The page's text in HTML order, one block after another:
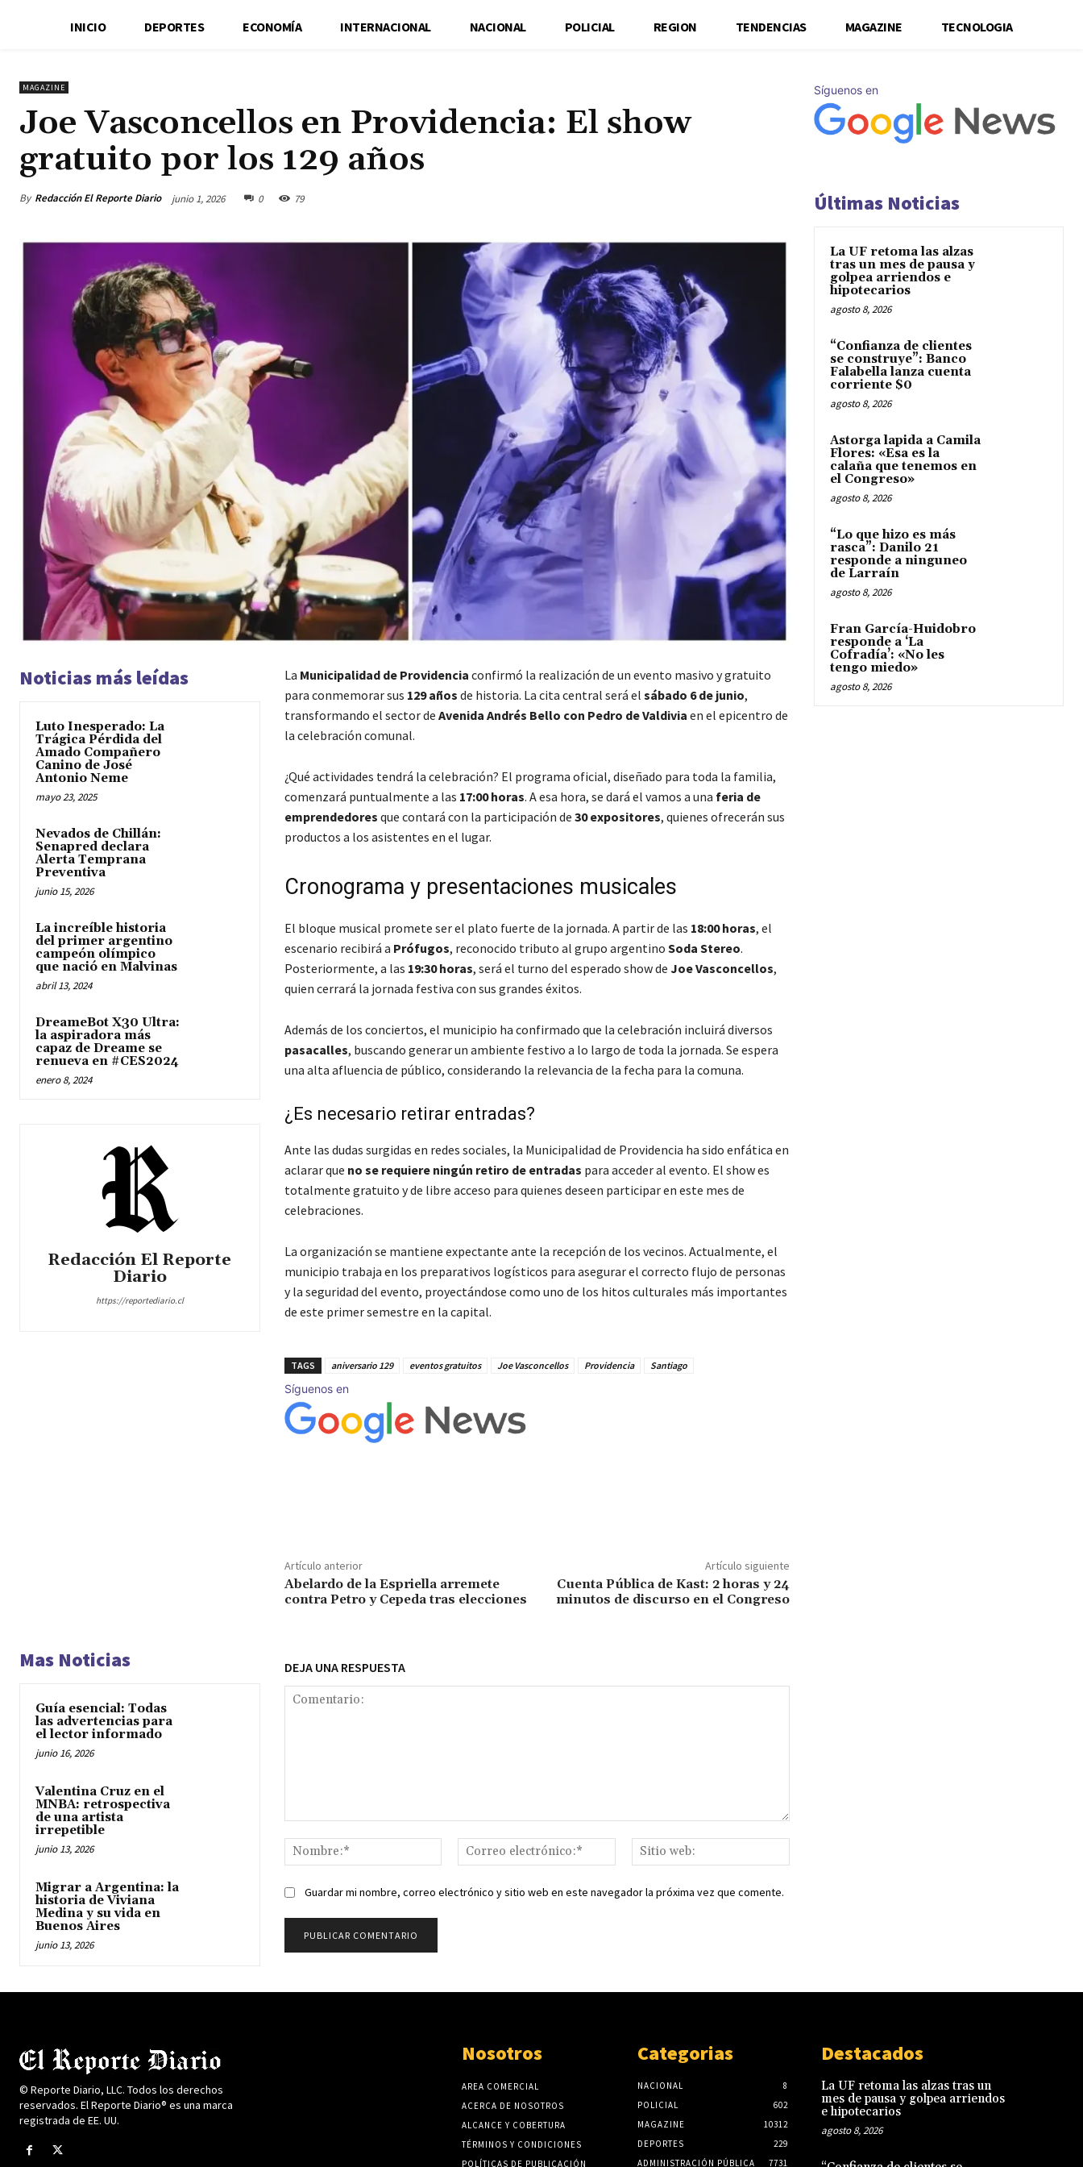
INICIO DEPORTES ECONOMÍA INTERNACIONAL NACIONAL POLICIAL REGION TENDENCIAS MAGAZINE TECNOLOGIA
MAGAZINE
Joe Vasconcellos en Providencia: El show
gratuito por los 129 años
By Redacción El Reporte Diario junio 1, 2026 0 79
Noticias más leídas
Luto Inesperado: La
Trágica Pérdida del
Amado Compañero
Canino de José
Antonio Neme
mayo 23, 2025
Nevados de Chillán:
Senapred declara
Alerta Temprana
Preventiva
junio 15, 2026
La increíble historia
del primer argentino
campeón olímpico
que nació en Malvinas
abril 13, 2024
DreameBot X30 Ultra:
la aspiradora más
capaz de Dreame se
renueva en #CES2024
enero 8, 2024
Redacción El Reporte
Diario
https://reportediario.cl
La Municipalidad de Providencia confirmó la realización de un evento masivo y gratuito
para conmemorar sus 129 años de historia. La cita central será el sábado 6 de junio,
transformando el sector de Avenida Andrés Bello con Pedro de Valdivia en el epicentro de
la celebración comunal.
¿Qué actividades tendrá la celebración? El programa oficial, diseñado para toda la familia,
comenzará puntualmente a las 17:00 horas. A esa hora, se dará el vamos a una feria de
emprendedores que contará con la participación de 30 expositores, quienes ofrecerán sus
productos a los asistentes en el lugar.
Cronograma y presentaciones musicales
El bloque musical promete ser el plato fuerte de la jornada. A partir de las 18:00 horas, el
escenario recibirá a Prófugos, reconocido tributo al grupo argentino Soda Stereo.
Posteriormente, a las 19:30 horas, será el turno del esperado show de Joe Vasconcellos,
quien cerrará la jornada festiva con sus grandes éxitos.
Además de los conciertos, el municipio ha confirmado que la celebración incluirá diversos
pasacalles, buscando generar un ambiente festivo a lo largo de toda la jornada. Se espera
una alta afluencia de público, considerando la relevancia de la fecha para la comuna.
¿Es necesario retirar entradas?
Ante las dudas surgidas en redes sociales, la Municipalidad de Providencia ha sido enfática en
aclarar que no se requiere ningún retiro de entradas para acceder al evento. El show es
totalmente gratuito y de libre acceso para quienes deseen participar en este mes de
celebraciones.
La organización se mantiene expectante ante la recepción de los vecinos. Actualmente, el
municipio trabaja en los preparativos logísticos para asegurar el correcto flujo de personas
y la seguridad del evento, proyectándose como uno de los hitos culturales más importantes
de este primer semestre en la capital.
TAGS aniversario 129 eventos gratuitos Joe Vasconcellos Providencia Santiago
Síguenos en
Artículo anterior
Abelardo de la Espriella arremete
contra Petro y Cepeda tras elecciones
Artículo siguiente
Cuenta Pública de Kast: 2 horas y 24
minutos de discurso en el Congreso
Mas Noticias
Guía esencial: Todas
las advertencias para
el lector informado
junio 16, 2026
Valentina Cruz en el
MNBA: retrospectiva
de una artista
irrepetible
junio 13, 2026
Migrar a Argentina: la
historia de Viviana
Medina y su vida en
Buenos Aires
junio 13, 2026
DEJA UNA RESPUESTA
Nombre:*
Correo
electrónico:*
web:
Guardar mi nombre, correo electrónico y sitio web en este navegador la próxima vez que comente.
Síguenos en
Últimas Noticias
La UF retoma las alzas
tras un mes de pausa y
golpea arriendos e
hipotecarios
agosto 8, 2026
“Confianza de clientes
se construye”: Banco
Falabella lanza cuenta
corriente $0
agosto 8, 2026
Astorga lapida a Camila
Flores: «Esa es la
calaña que tenemos en
el Congreso»
agosto 8, 2026
“Lo que hizo es más
rasca”: Danilo 21
responde a ninguneo
de Larraín
agosto 8, 2026
Fran García-Huidobro
responde a ‘La
Cofradía’: «No les
tengo miedo»
agosto 8, 2026
© Reporte Diario, LLC. Todos los derechos
reservados. El Reporte Diario® es una marca
registrada de EE. UU.
Nosotros
AREA COMERCIAL
ACERCA DE NOSOTROS
ALCANCE Y COBERTURA
TÉRMINOS Y CONDICIONES
POLÍTICAS DE PUBLICACIÓN
Categorias
NACIONAL
8
POLICIAL
602
MAGAZINE
10312
DEPORTES
229
ADMINISTRACIÓN PÚBLICA
7731
Destacados
La UF retoma las alzas tras un
mes de pausa y golpea arriendos
e hipotecarios
agosto 8, 2026